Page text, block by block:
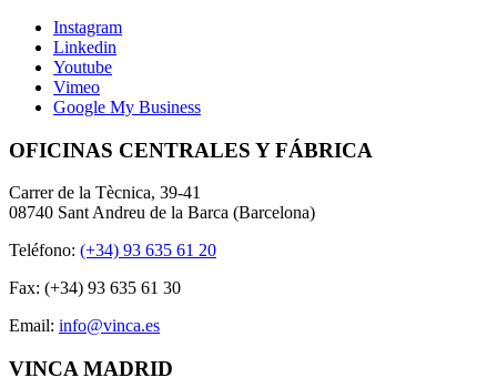
Instagram
Linkedin
Youtube
Vimeo
Google My Business
OFICINAS CENTRALES Y FÁBRICA
Carrer de la Tècnica, 39-41
08740 Sant Andreu de la Barca (Barcelona)
Teléfono: (+34) 93 635 61 20
Fax: (+34) 93 635 61 30
Email: info@vinca.es
VINCA MADRID